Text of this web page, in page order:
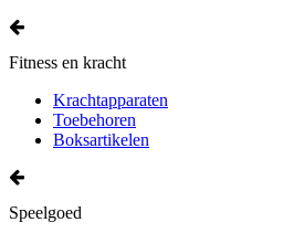
Fitness en kracht
Krachtapparaten
Toebehoren
Boksartikelen
Speelgoed